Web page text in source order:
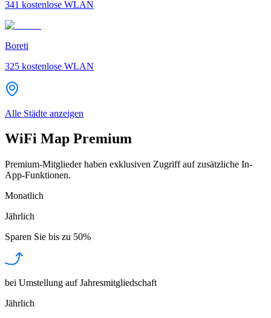
341 kostenlose WLAN
Boreti
325 kostenlose WLAN
Alle Städte anzeigen
WiFi Map Premium
Premium-Mitglieder haben exklusiven Zugriff auf zusätzliche In-
App-Funktionen.
Monatlich
Jährlich
Sparen Sie bis zu 50%
bei Umstellung auf Jahresmitgliedschaft
Jährlich